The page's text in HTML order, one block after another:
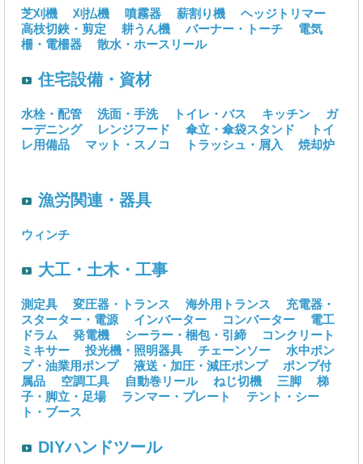
芝刈機 刈払機 噴霧器 薪割り機
ヘッジトリマー
高枝切鋏・剪定
耕うん機 バーナー・トーチ
電気
柵・電柵器
散水・ホースリール
住宅設備・資材
水栓・配管 洗面・手洗 トイレ・バス キッチン
ガ
ーデニング
レンジフード 傘立・傘袋スタンド
トイ
レ用備品
マット・スノコ トラッシュ・屑入 焼却炉
漁労関連・器具
ウィンチ
大工・土木・工事
測定具 変圧器・トランス 海外用トランス
充電器・
スターター・電源
インバーター コンバーター
電工
ドラム
発電機 シーラー・梱包・引締
コンクリート
ミキサー
投光機・照明器具 チェーンソー
水中ポン
プ・油業用ポンプ
液送・加圧・減圧ポンプ
ポンプ付
属品
空調工具 自動巻リール ねじ切機 三脚
梯
子・脚立・足場
ランマー・プレート
テント・シー
ト・ブース
DIYハンドツール